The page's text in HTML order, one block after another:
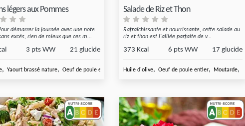
Ciboulette fraîche
légers aux Pommes
démarrer la journée avec une note
excès, rien de mieux que ces m...
3 pts WW 21 glucide
, Yaourt brassé nature, Oeuf de poule entier Farine de blé, Pomme
Salade de Riz et Thon
Rafraîchissante et nourrissante, cette salade au
riz et thon est l'alliée parfaite de v...
373 Kcal 6 pts WW 17 glucide
Huile d'olive, Oeuf de poule entier, Moutarde,